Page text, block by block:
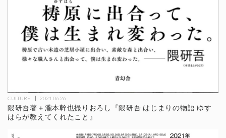
CULTURE 2021.06.26
隈研吾著＋瀧本幹也撮りおろし『隈研吾 はじまりの物語 ゆす
はらが教えてくれたこと』